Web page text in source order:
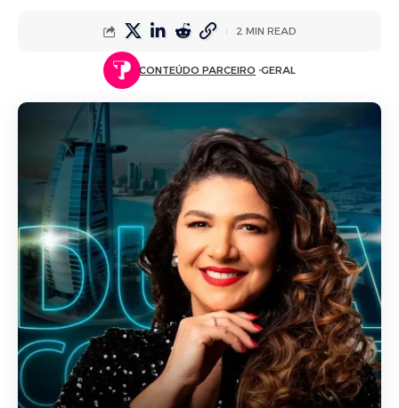
CONTEÚDO PARCEIRO GERAL
2 MIN READ